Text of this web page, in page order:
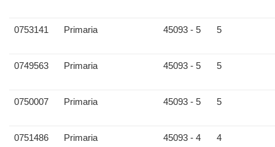
0753141 Primaria 45093 - 5 5
0749563 Primaria 45093 - 5 5
0750007 Primaria 45093 - 5 5
0751486 Primaria 45093 - 4 4